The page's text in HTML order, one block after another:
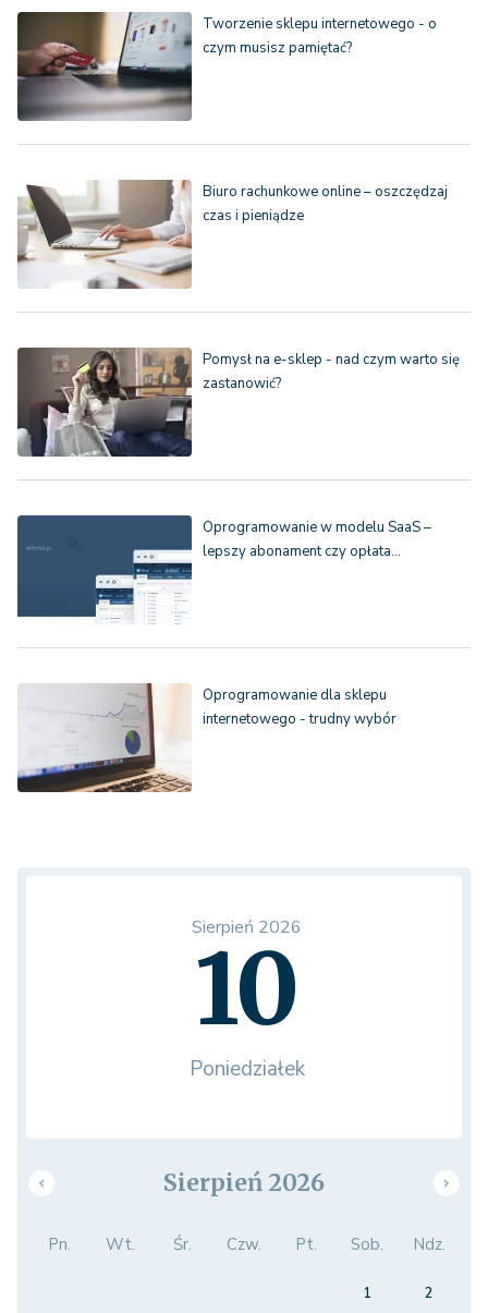
Tworzenie sklepu internetowego - o
czym musisz pamiętać?
Biuro rachunkowe online – oszczędzaj
czas i pieniądze
Pomysł na e-sklep - nad czym warto się
zastanowić?
Oprogramowanie w modelu SaaS –
lepszy abonament czy opłata…
Oprogramowanie dla sklepu
internetowego - trudny wybór
Sierpień 2026
10
Poniedziałek
Sierpień 2026
Pn. Wt. Śr. Czw. Pt. Sob. Ndz.
1
2